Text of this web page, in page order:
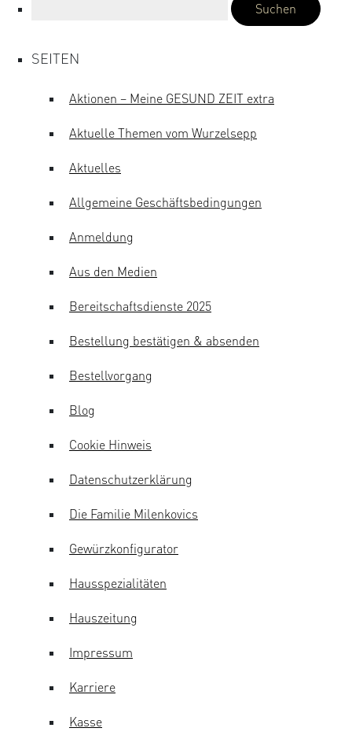
SEITEN
Aktionen – Meine GESUND ZEIT extra
Aktuelle Themen vom Wurzelsepp
Aktuelles
Allgemeine Geschäftsbedingungen
Anmeldung
Aus den Medien
Bereitschaftsdienste 2025
Bestellung bestätigen & absenden
Bestellvorgang
Blog
Cookie Hinweis
Datenschutzerklärung
Die Familie Milenkovics
Gewürzkonfigurator
Hausspezialitäten
Hauszeitung
Impressum
Karriere
Kasse